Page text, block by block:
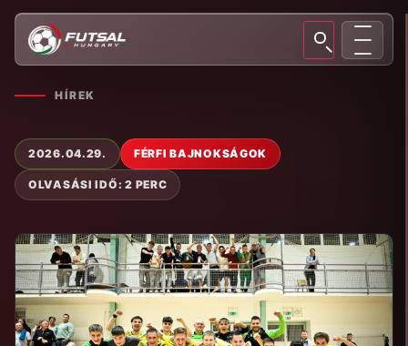
HÍREK
2026.04.29. FÉRFI BAJNOKSÁGOK
OLVASÁSI IDŐ: 2 PERC